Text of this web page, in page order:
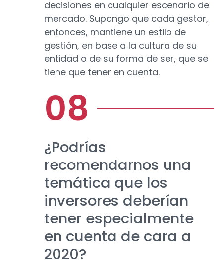
decisiones en cualquier escenario de
mercado. Supongo que cada gestor,
entonces, mantiene un estilo de
gestión, en base a la cultura de su
entidad o de su forma de ser, que se
tiene que tener en cuenta.
¿Podrías
recomendarnos una
temática que los
inversores deberían
tener especialmente
en cuenta de cara a
2020?